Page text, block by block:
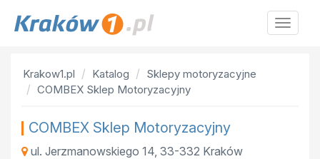
Krakow1.pl Katalog
Sklepy motoryzacyjne
COMBEX Sklep Motoryzacyjny
COMBEX Sklep Motoryzacyjny
ul. Jerzmanowskiego 14, 33-332 Kraków